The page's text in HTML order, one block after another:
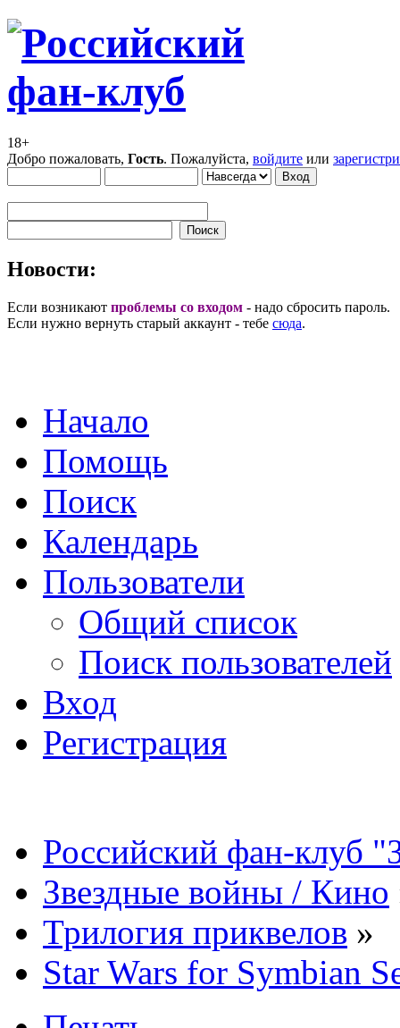
18+
Добро пожаловать, Гость. Пожалуйста, войдите или
Новости:
Если возникают проблемы со входом - надо сбросить пароль.
Если нужно вернуть старый аккаунт - тебе сюда.
Начало
Помощь
Поиск
Календарь
Пользователи
Общий список
Поиск пользователей
Вход
Регистрация
Российский фан-клуб
Звездные войны / Кино
Трилогия приквелов »
Star Wars for Symbian